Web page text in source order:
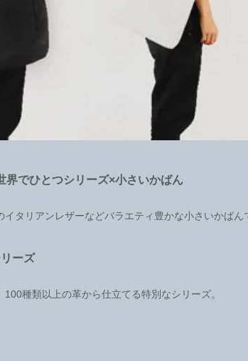
界でひとつシリーズ×小さいかばん
イタリアンレザーなどバラエティ豊かな小さいかばん
ーズ
種類以上の革から仕立てる特別なシリーズ。